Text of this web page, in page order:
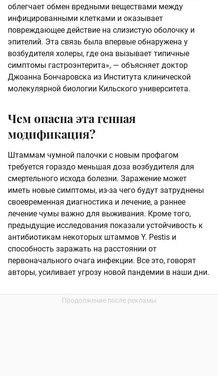
облегчает обмен вредными веществами между
инфицированными клетками и оказывает
повреждающее действие на слизистую оболочку и
эпителий. Эта связь была впервые обнаружена у
возбудителя холеры, где она вызывает типичные
симптомы гастроэнтерита», — объясняет доктор
Джоанна Бончаровска из Института клинической
молекулярной биологии Кильского университета.
Чем опасна эта генная
модификация?
Штаммам чумной палочки с новым профагом
требуется гораздо меньшая доза возбудителя для
смертельного исхода болезни. Заражение может
иметь новые симптомы, из-за чего будут затруднены
своевременная диагностика и лечение, а раннее
лечение чумы важно для выживания. Кроме того,
предыдущие исследования показали устойчивость к
антибиотикам некоторых штаммов Y. Pestis и
способность заражать на расстоянии от
первоначального очага инфекции. Все это, говорят
авторы, усиливает угрозу новой пандемии в наши дни.